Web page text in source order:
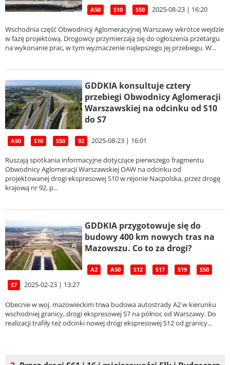
A50 S10 S50 2025-08-23 | 16:20
Wschodnia część Obwodnicy Aglomeracyjnej Warszawy wkrótce wejdzie
w fazę projektową. Drogowcy przymierzają się do ogłoszenia przetargu
na wykonanie prac, w tym wyznaczenie najlepszego jej przebiegu. W...
GDDKIA konsultuje cztery
przebiegi Obwodnicy Aglomeracji
Warszawskiej na odcinku od S10
do S7
A50 S10 S50 92 2025-08-23 | 16:01
Ruszają spotkania informacyjne dotyczące pierwszego fragmentu
Obwodnicy Aglomeracji Warszawskiej OAW na odcinku od
projektowanej drogi ekspresowej S10 w rejonie Nacpolska, przez drogę
krajową nr 92, p...
GDDKIA przygotowuje się do
budowy 400 km nowych tras na
Mazowszu. Co to za drogi?
A2 A50 S12 S17 S19 S50
S7 2025-02-23 | 13:27
Obecnie w woj. mazowieckim trwa budowa autostrady A2 w kierunku
wschodniej granicy, drogi ekspresowej S7 na północ od Warszawy. Do
realizacji trafiły też odcinki nowej drogi ekspresowej S12 od granicy...